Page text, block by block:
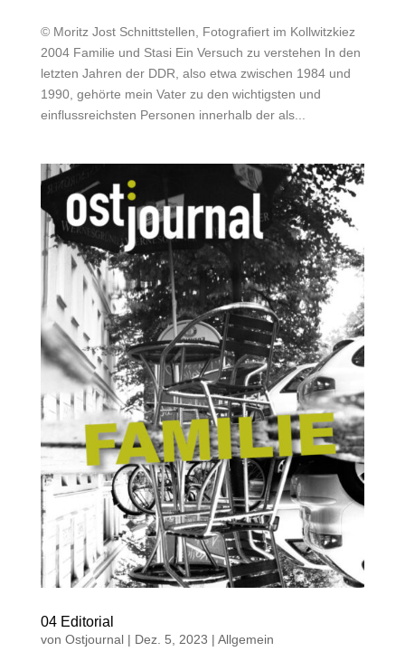
© Moritz Jost Schnittstellen, Fotografiert im Kollwitzkiez
2004 Familie und Stasi Ein Versuch zu verstehen In den
letzten Jahren der DDR, also etwa zwischen 1984 und
1990, gehörte mein Vater zu den wichtigsten und
einflussreichsten Personen innerhalb der als...
04 Editorial
von Ostjournal| Dez. 5, 2023 | Allgemein